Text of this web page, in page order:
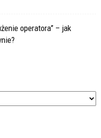
operatora” – jak